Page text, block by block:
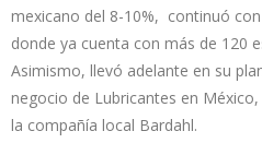
mexicano del 8-10%, continuó
donde ya cuenta con más de 120
Asimismo, llevó adelante en su
negocio de Lubricantes en
la compañía local Bardahl.